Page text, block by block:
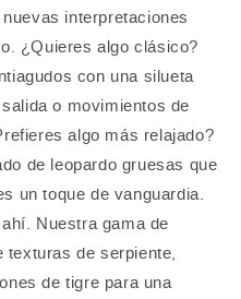
interpretaciones
¿Quieres algo clásico?
con una silueta
o movimientos de
algo más relajado?
de leopardo gruesas que
un toque de vanguardia.
Nuestra gama de
de serpiente,
de tigre para una